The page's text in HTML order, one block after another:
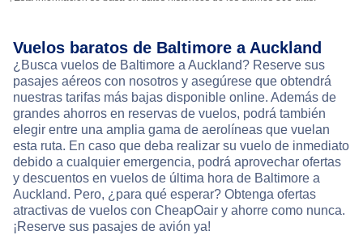
Vuelos baratos de Baltimore a Auckland
¿Busca vuelos de Baltimore a Auckland? Reserve sus
pasajes aéreos con nosotros y asegúrese que obtendrá
nuestras tarifas más bajas disponible online. Además de
grandes ahorros en reservas de vuelos, podrá también
elegir entre una amplia gama de aerolíneas que vuelan
esta ruta. En caso que deba realizar su vuelo de inmediato
debido a cualquier emergencia, podrá aprovechar ofertas
y descuentos en vuelos de última hora de Baltimore a
Auckland. Pero, ¿para qué esperar? Obtenga ofertas
atractivas de vuelos con CheapOair y ahorre como nunca.
¡Reserve sus pasajes de avión ya!